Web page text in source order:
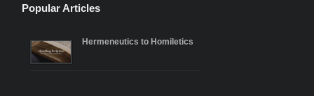
Popular Articles
Hermeneutics to Homiletics